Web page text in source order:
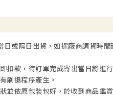
或隔日出貨，如遇廠商調貨時
扣款，待訂單完成寄出當日將進
刷退程序產生。
並依原包裝包好，於收到商品鑑